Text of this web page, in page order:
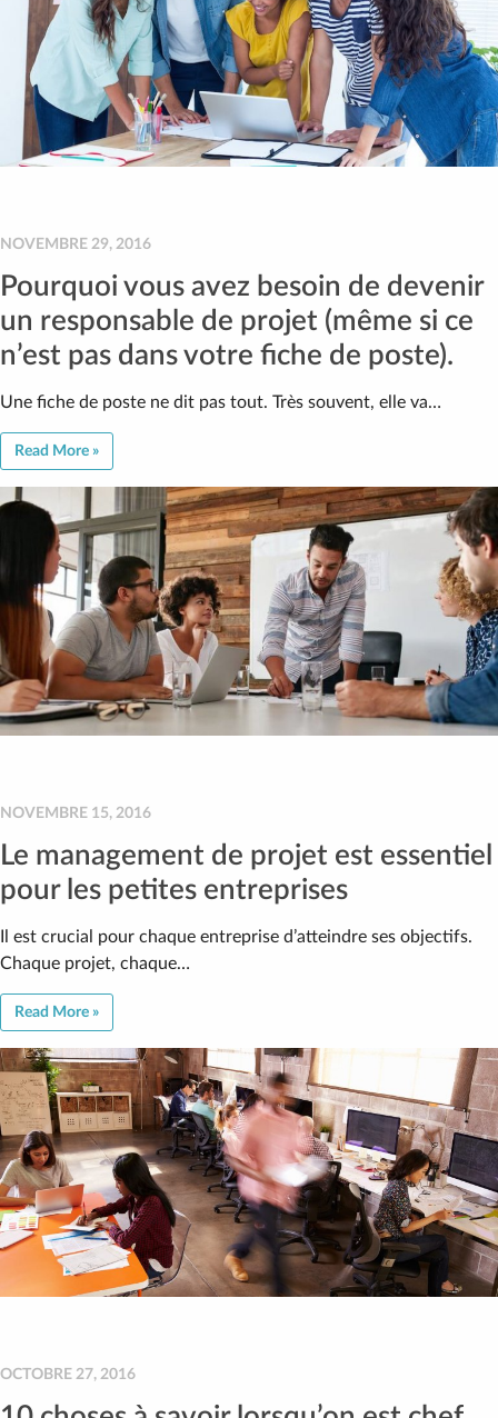
NOVEMBRE 29, 2016
Pourquoi vous avez besoin de devenir
un responsable de projet (même si ce
n’est pas dans votre fiche de poste).
Une fiche de poste ne dit pas tout. Très souvent, elle va…
Read More »
NOVEMBRE 15, 2016
Le management de projet est essentiel
pour les petites entreprises
Il est crucial pour chaque entreprise d’atteindre ses objectifs.
Chaque projet, chaque…
Read More »
OCTOBRE 27, 2016